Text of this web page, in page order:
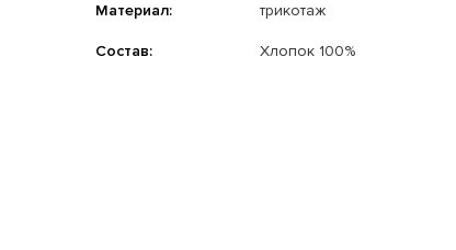
Материал: трикотаж
Состав: Хлопок 100%